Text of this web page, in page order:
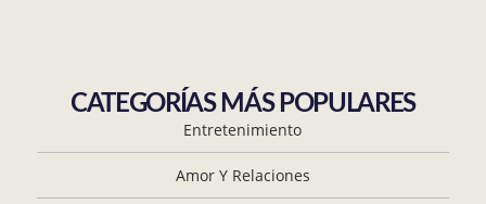
CATEGORÍAS MÁS POPULARES
Entretenimiento
Amor Y Relaciones